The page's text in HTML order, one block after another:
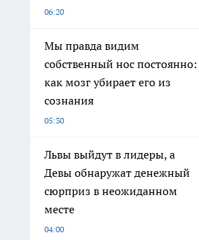
06:20
Мы правда видим
собственный нос постоянно:
как мозг убирает его из
сознания
05:30
Львы выйдут в лидеры, а
Девы обнаружат денежный
сюрприз в неожиданном
месте
04:00